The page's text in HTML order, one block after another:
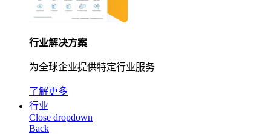
行业解决方案
为全球企业提供特定行业服务
了解更多
行业
Close dropdown
Back